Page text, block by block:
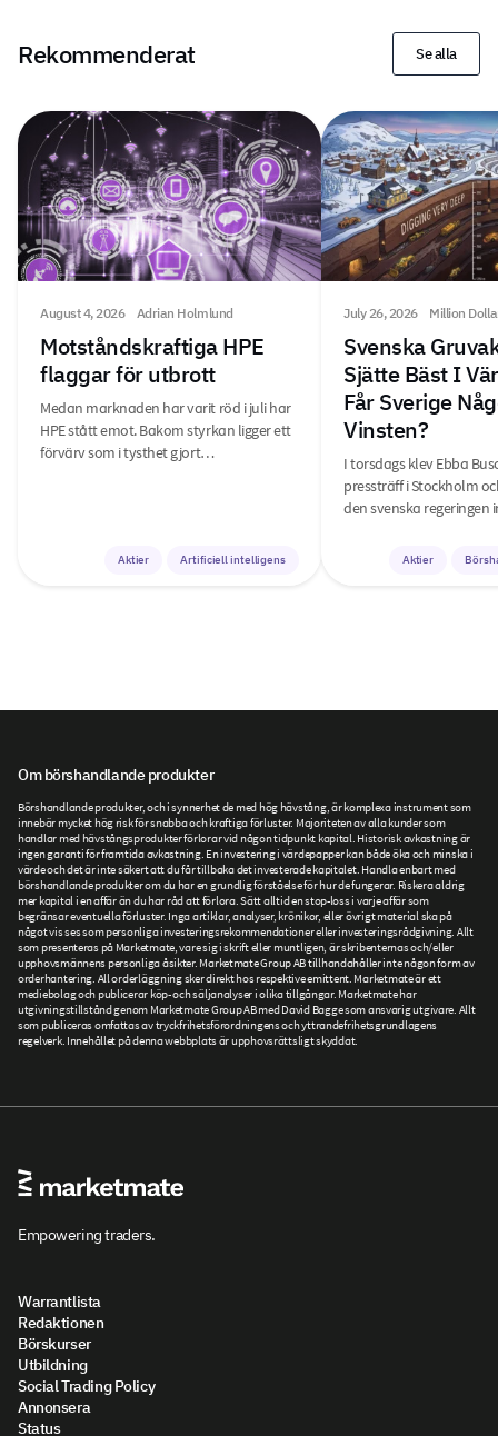
Rekommenderat Se alla
August 4, 2026 Adrian Holmlund
Motståndskraftiga HPE
flaggar för utbrott
Medan marknaden har varit röd i juli har
HPE stått emot. Bakom styrkan ligger ett
förvärv som i tysthet gjort…
Aktier Artificiell intelligens
July 26, 2026 Million
Svenska
Sjätte Bäst I
Får Sverige
Vinsten?
I torsdags klev Ebba
pressträff i Stockholm
den svenska
Aktier
Om börshandlande produkter
Börshandlande produkter, och i synnerhet de med hög hävstång, är komplexa instrument som
innebär mycket hög risk för snabba och kraftiga förluster. Majoriteten av alla kunder som
handlar med hävstångsprodukter förlorar vid någon tidpunkt kapital. Historisk avkastning är
ingen garanti för framtida avkastning. En investering i värdepapper kan både öka och minska i
värde och det är inte säkert att du får tillbaka det investerade kapitalet. Handla enbart med
börshandlande produkter om du har en grundlig förståelse för hur de fungerar. Riskera aldrig
mer kapital i en affär än du har råd att förlora. Sätt alltid en stop-loss i varje affär som
begränsar eventuella förluster. Inga artiklar, analyser, krönikor, eller övrigt material ska på
något vis ses som personliga investeringsrekommendationer eller investeringsrådgivning. Allt
som presenteras på Marketmate, vare sig i skrift eller muntligen, är skribenternas och/eller
upphovsmännens personliga åsikter. Marketmate Group AB tillhandahåller inte någon form av
orderhantering. All orderläggning sker direkt hos respektive emittent. Marketmate är ett
mediebolag och publicerar köp- och säljanalyser i olika tillgångar. Marketmate har
utgivningstillstånd genom Marketmate Group AB med David Bagge som ansvarig utgivare. Allt
som publiceras omfattas av tryckfrihetsförordningens och yttrandefrihetsgrundlagens
regelverk. Innehållet på denna webbplats är upphovsrättsligt skyddat.
Empowering traders.
Warrantlista
Redaktionen
Börskurser
Utbildning
Social Trading Policy
Annonsera
Status